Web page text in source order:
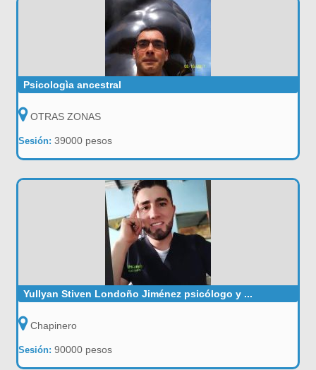
Psicologìa ancestral
OTRAS ZONAS
Sesión:39000 pesos
Yullyan Stiven Londoño Jiménez psicólogo y ...
Chapinero
Sesión:90000 pesos